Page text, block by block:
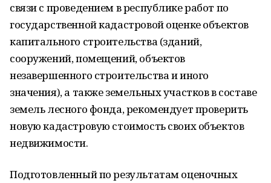
связи с проведением в республике работ по
государственной кадастровой оценке объектов
капитального строительства (зданий,
сооружений, помещений, объектов
незавершенного строительства и иного
значения), а также земельных участков в составе
земель лесного фонда, рекомендует проверить
новую кадастровую стоимость своих объектов
недвижимости.
Подготовленный по результатам оценочных